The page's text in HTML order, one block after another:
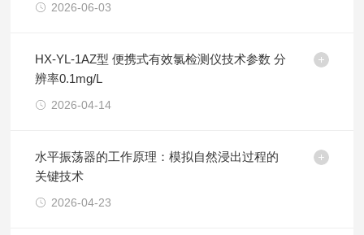
2026-06-03
HX-YL-1AZ型 便携式有效氯检测仪技术参数 分
辨率0.1mg/L
2026-04-14
水平振荡器的工作原理：模拟自然浸出过程的
关键技术
2026-04-23